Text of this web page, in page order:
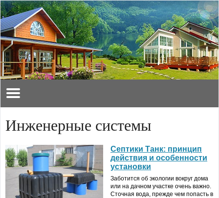
Инженерные системы
Септики Танк: принцип
действия и особенности
установки
Заботится об экологии вокруг дома
или на дачном участке очень важно.
Сточная вода, прежде чем попасть в